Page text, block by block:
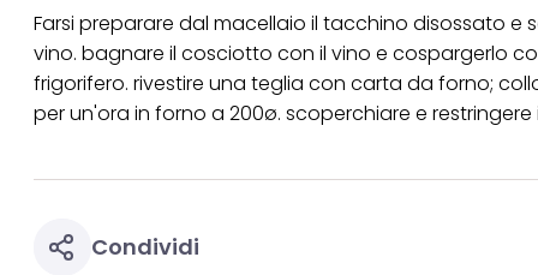
Farsi preparare dal macellaio il tacchino disossato e
vino. bagnare il cosciotto con il vino e cospargerlo
frigorifero. rivestire una teglia con carta da forno;
per un'ora in forno a 200ø. scoperchiare e
Condividi
Puoi trovare
collegata nel piè di
qualsiasi momento
collegata nel piè
periodo di
"modifica" di seguito".